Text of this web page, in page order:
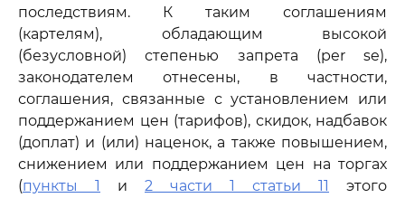
последствиям. К таким соглашениям
(картелям), обладающим высокой
(безусловной) степенью запрета (per se),
законодателем отнесены, в частности,
соглашения, связанные с установлением или
поддержанием цен (тарифов), скидок, надбавок
(доплат) и (или) наценок, а также повышением,
снижением или поддержанием цен на торгах
(пункты 1 и 2 части 1 статьи 11
этого